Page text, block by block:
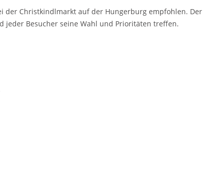
der Christkindlmarkt auf der Hungerburg empfohlen. Der
jeder Besucher seine Wahl und Prioritäten treffen.